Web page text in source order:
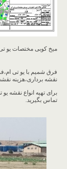
میخ کوبی مختصات یو
نقشه برداری،هزینه
برای تهیه انواع نقشه
تماس بگیرید.